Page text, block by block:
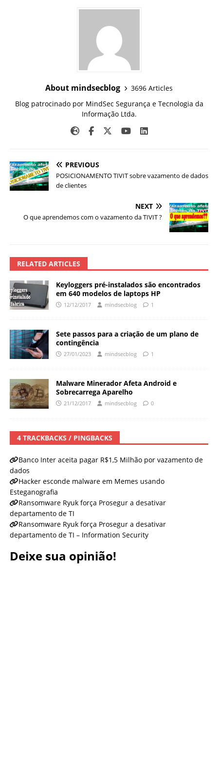
About mindsecblog
3696 Articles
Blog patrocinado por MindSec Segurança e Tecnologia da
Informação Ltda.
PREVIOUS
POSICIONAMENTO TIVIT sobre vazamento de dados
de clientes
NEXT
O que aprendemos com o vazamento da TIVIT ?
RELATED ARTICLES
Keyloggers pré-instalados são encontrados
em 640 modelos de laptops HP
12/12/2017 mindsecblog 1
Sete passos para a criação de um plano de
contingência
27/01/2023 mindsecblog 1
Malware Minerador Afeta Android e
Sobrecarrega Aparelho
21/12/2017 mindsecblog 0
4 TRACKBACKS / PINGBACKS
Banco Inter aceita pagar R$1,5 Milhão por vazamento de
dados
Hacker esconde malware em Memes usando
Esteganografia
Ransomware Ryuk força Prosegur a desativar
departamento de TI
Ransomware Ryuk força Prosegur a desativar
departamento de TI – Information Security
Deixe sua opinião!